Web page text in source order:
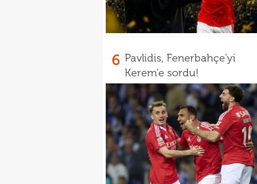
6 Pavlidis, Fenerbahçe'yi
Kerem'e sordu!